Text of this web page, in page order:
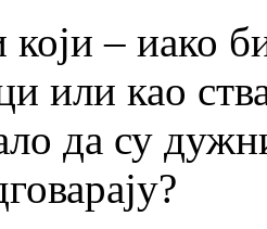
који – иако
или као
да су